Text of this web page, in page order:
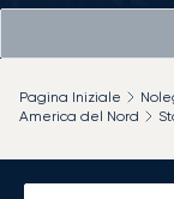
Pagina Iniziale
America del Nord